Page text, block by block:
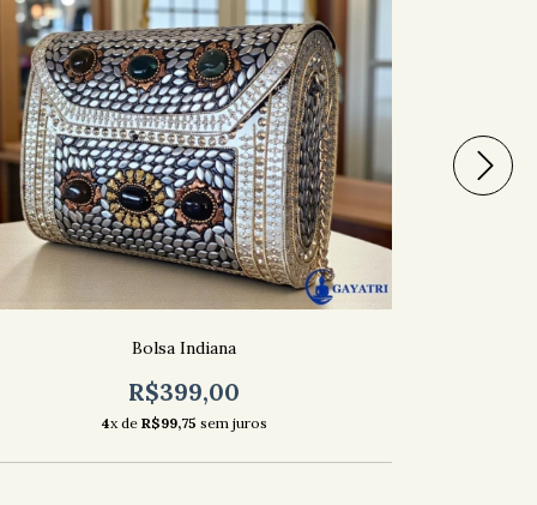
Bolsa Indiana
R$399,00
4x de R$99,75 sem juros